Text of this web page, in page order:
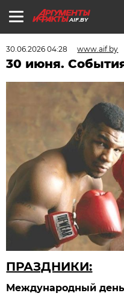
AIF.BY
30.06.2026 04:28 www.aif.by
30 июня.
ПРАЗДНИКИ:
Международный день